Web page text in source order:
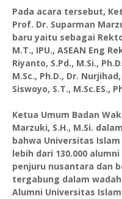
Pada acara tersebut,
Prof. Dr. Suparman
baru yaitu sebagai
M.T., IPU., ASEAN Eng
Riyanto, S.Pd., M.Si.,
M.Sc., Ph.D., Dr.
Siswoyo, S.T., M.Sc.ES.,
Ketua Umum Badan
Marzuki, S.H., M.Si.
bahwa Universitas
lebih dari 130.000
penjuru nusantara dan
tergabung dalam
Alumni Universitas